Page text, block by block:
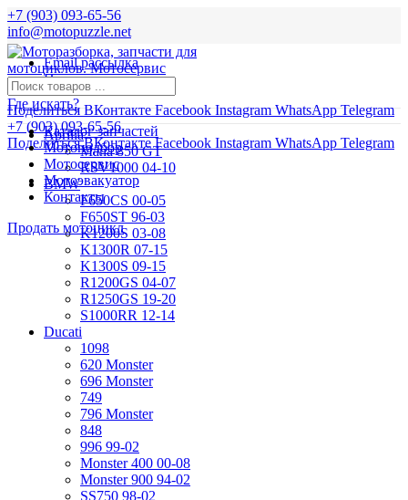
+7 (903) 093-65-56
info@motopuzzle.net
Email рассылка
Новости
Поделиться ВКонтакте Facebook Instagram WhatsApp Telegram
+7 (903) 093-65-56
Поделиться ВКонтакте Facebook Instagram WhatsApp Telegram
Где искать?
Aprilia
Mana 850 GT
RSV1000 04-10
BMW
F650CS 00-05
F650ST 96-03
K1200S 03-08
K1300R 07-15
K1300S 09-15
R1200GS 04-07
R1250GS 19-20
S1000RR 12-14
Ducati
1098
620 Monster
696 Monster
749
796 Monster
848
996 99-02
Monster 400 00-08
Monster 900 94-02
SS750 98-02
Каталог запчастей
Мотоподбор
Мотосервис
Мотоэвакуатор
Контакты
Продать мотоцикл